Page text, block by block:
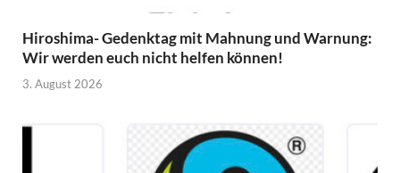
Hiroshima- Gedenktag mit Mahnung und Warnung:
Wir werden euch nicht helfen können!
3. August 2026